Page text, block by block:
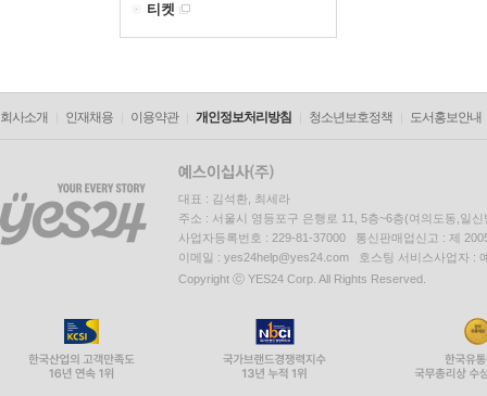
티켓
회사소개 인재채용 이용약관 개인정보처리방침 청소년보호정책 도서홍보안내
대표 : 김석환, 최세라
주소 : 서울시 영등포구 은행로 11, 5층~6층(여의도동,일신
사업자등록번호 : 229-81-37000 통신판매업신고 : 제
이메일 : yes24help@yes24.com 호스팅 서비스사업자 :
Copyright ⓒ YES24 Corp. All Rights Reserved.